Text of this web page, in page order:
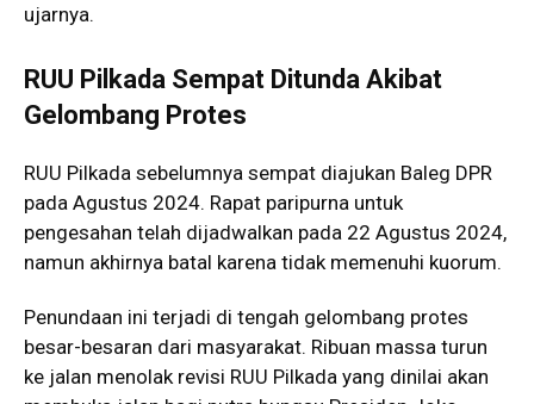
ujarnya.
RUU Pilkada Sempat Ditunda Akibat
Gelombang Protes
RUU Pilkada sebelumnya sempat diajukan Baleg DPR
pada Agustus 2024. Rapat paripurna untuk
pengesahan telah dijadwalkan pada 22 Agustus 2024,
namun akhirnya batal karena tidak memenuhi kuorum.
Penundaan ini terjadi di tengah gelombang protes
besar-besaran dari masyarakat. Ribuan massa turun
ke jalan menolak revisi RUU Pilkada yang dinilai akan